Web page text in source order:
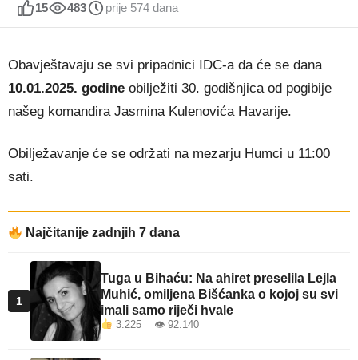
15 483 prije 574 dana
Obavještavaju se svi pripadnici IDC-a da će se dana
10.01.2025. godine obilježiti 30. godišnjica od pogibije
našeg komandira Jasmina Kulenovića Havarije.
Obilježavanje će se održati na mezarju Humci u 11:00
sati.
Najčitanije zadnjih 7 dana
1
Tuga u Bihaću: Na ahiret preselila Lejla
Muhić, omiljena Bišćanka o kojoj su svi
imali samo riječi hvale
3.225 👁 92.140